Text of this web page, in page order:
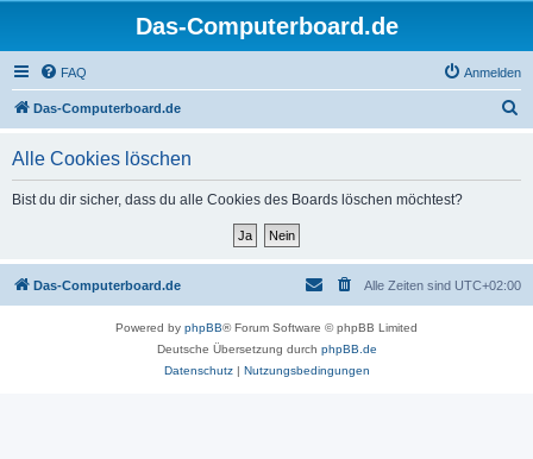
Das-Computerboard.de
FAQ Anmelden
Das-Computerboard.de
Alle Cookies löschen
Bist du dir sicher, dass du alle Cookies des Boards löschen möchtest?
Das-Computerboard.de Alle Zeiten sind UTC+02:00
Powered by phpBB® Forum Software © phpBB Limited
Deutsche Übersetzung durch phpBB.de
Datenschutz| Nutzungsbedingungen